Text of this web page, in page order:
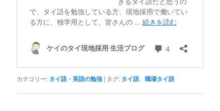
カテゴリー: タイ語・英語の勉強 | タグ: タイ語、職場タイ語